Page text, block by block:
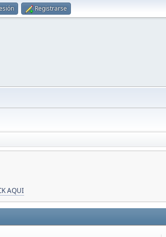
Registrarse
AQUI